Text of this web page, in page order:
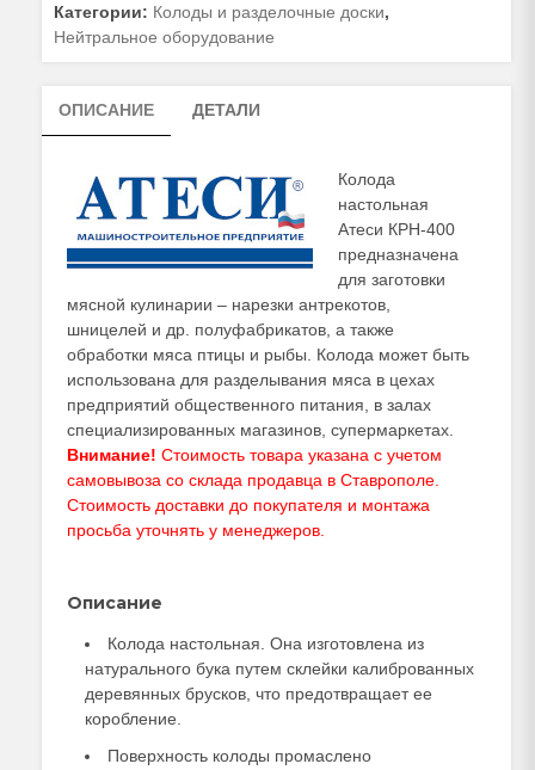
КРН-400
Категории: Колоды и разделочные доски,
Нейтральное оборудование
ОПИСАНИЕ ДЕТАЛИ
Колода
настольная
Атеси КРН-400
предназначена
для заготовки
мясной кулинарии – нарезки антрекотов,
шницелей и др. полуфабрикатов, а также
обработки мяса птицы и рыбы. Колода может быть
использована для разделывания мяса в цехах
предприятий общественного питания, в залах
специализированных магазинов, супермаркетах.
Внимание! Стоимость товара указана с учетом
самовывоза со склада продавца в Ставрополе.
Стоимость доставки до покупателя и монтажа
просьба уточнять у менеджеров
Описание
Колода настольная. Она изготовлена из
натурального бука путем склейки калиброванных
деревянных брусков, что предотвращает ее
коробление.
Поверхность колоды промаслено